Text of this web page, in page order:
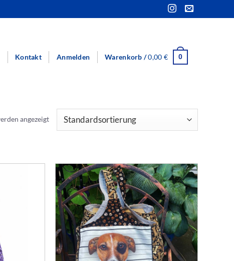
Kontakt Anmelden Warenkorb /0,00 € 0
angezeigt